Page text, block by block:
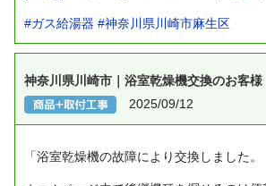
#ガス給湯器 #神奈川県川崎市麻生区
神奈川県川崎市｜浴室乾燥機交換のお客様
2025/09/12
「浴室乾燥機の故障により交換しました。